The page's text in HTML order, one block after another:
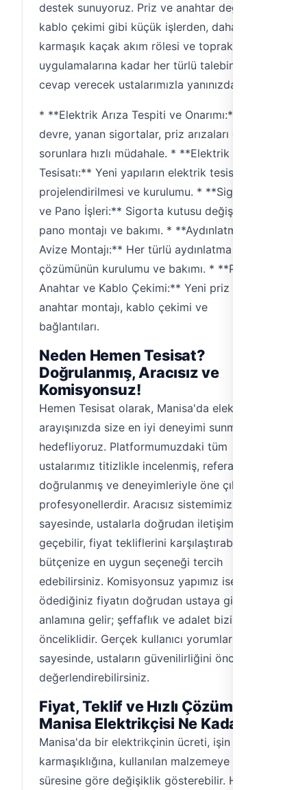
destek sunuyoruz. Priz ve anahtar değişimi,
kablo çekimi gibi küçük işlerden, daha
karmaşık kaçak akım rölesi ve topraklama
uygulamalarına kadar her türlü talebinize
cevap verecek ustalarımızla yanınızdayız.
* **Elektrik Arıza Tespiti ve Onarımı:** Kısa
devre, yanan sigortalar, priz arızaları gibi
sorunlara hızlı müdahale. * **Elektrik
Tesisatı:** Yeni yapıların elektrik tesisatının
projelendirilmesi ve kurulumu. * **Sigorta
ve Pano İşleri:** Sigorta kutusu değişimi,
pano montajı ve bakımı. * **Aydınlatma ve
Avize Montajı:** Her türlü aydınlatma
çözümünün kurulumu ve bakımı. * **Priz-
Anahtar ve Kablo Çekimi:** Yeni priz ve
anahtar montajı, kablo çekimi ve
bağlantıları.
Neden Hemen Tesisat?
Doğrulanmış, Aracısız ve
Komisyonsuz!
Hemen Tesisat olarak, Manisa'da elektrikçi
arayışınızda size en iyi deneyimi sunmayı
hedefliyoruz. Platformumuzdaki tüm
ustalarımız titizlikle incelenmiş, referansları
doğrulanmış ve deneyimleriyle öne çıkmış
profesyonellerdir. Aracısız sistemimiz
sayesinde, ustalarla doğrudan iletişime
geçebilir, fiyat tekliflerini karşılaştırabilir ve
bütçenize en uygun seçeneği tercih
edebilirsiniz. Komisyonsuz yapımız ise,
ödediğiniz fiyatın doğrudan ustaya gittiği
anlamına gelir; şeffaflık ve adalet bizim için
önceliklidir. Gerçek kullanıcı yorumları
sayesinde, ustaların güvenilirliğini önceden
değerlendirebilirsiniz.
Fiyat, Teklif ve Hızlı Çözüm:
Manisa Elektrikçisi Ne Kadar?
Manisa'da bir elektrikçinin ücreti, işin
karmaşıklığına, kullanılan malzemeye ve
süresine göre değişiklik gösterebilir. Hemen